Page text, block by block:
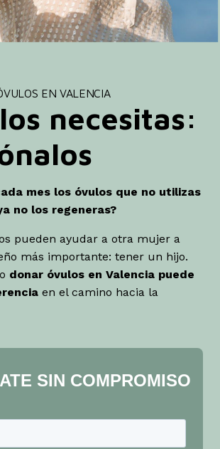
EN VALENCIA
necesitas:
mes los óvulos que no utilizas
no los regeneras?
pueden ayudar a otra mujer a
más importante: tener un hijo.
donar óvulos en Valencia puede
en el camino hacia la